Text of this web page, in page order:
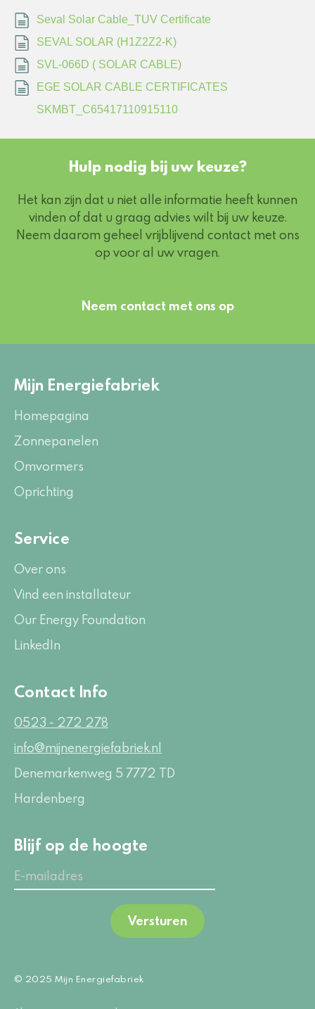
Seval Solar Cable_TUV Certificate
SEVAL SOLAR (H1Z2Z2-K)
SVL-066D ( SOLAR CABLE)
EGE SOLAR CABLE CERTIFICATES
SKMBT_C65417110915110
Hulp nodig bij uw keuze?
Het kan zijn dat u niet alle informatie heeft kunnen
vinden of dat u graag advies wilt bij uw keuze.
Neem daarom geheel vrijblijvend contact met ons
op voor al uw vragen.
Neem contact met ons op
Mijn Energiefabriek
Homepagina
Zonnepanelen
Omvormers
Oprichting
Service
Over ons
Vind een installateur
Our Energy Foundation
LinkedIn
Contact Info
0523 - 272 278
info@mijnenergiefabriek.nl
Denemarkenweg 5 7772 TD
Hardenberg
Blijf op de hoogte
Versturen
© 2025 Mijn Energiefabriek